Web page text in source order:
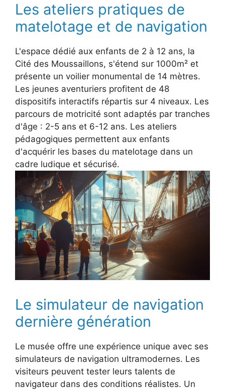
Les ateliers pratiques de
matelotage et de navigation
L'espace dédié aux enfants de 2 à 12 ans, la
Cité des Moussaillons, s'étend sur 1000m² et
présente un voilier monumental de 14 mètres.
Les jeunes aventuriers profitent de 48
dispositifs interactifs répartis sur 4 niveaux. Les
parcours de motricité sont adaptés par tranches
d'âge : 2-5 ans et 6-12 ans. Les ateliers
pédagogiques permettent aux enfants
d'acquérir les bases du matelotage dans un
cadre ludique et sécurisé.
Le simulateur de navigation
dernière génération
Le musée offre une expérience unique avec ses
simulateurs de navigation ultramodernes. Les
visiteurs peuvent tester leurs talents de
navigateur dans des conditions réalistes. Un